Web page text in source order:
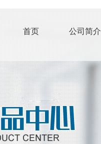
首页 公司简介